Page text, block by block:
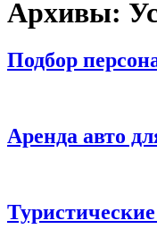
Архивы:
Подбор
Аренда авто